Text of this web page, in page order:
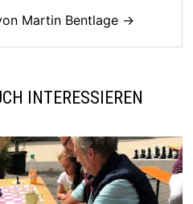
Martin Bentlage →
INTERESSIEREN